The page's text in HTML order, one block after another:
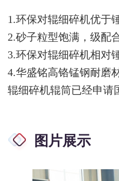
1.环保对辊细碎机优于
2.砂子粒型饱满，级配
3.环保对辊细碎机相对
4.华盛铭高铬锰钢耐磨
辊细碎机辊筒已经申请
图片展示